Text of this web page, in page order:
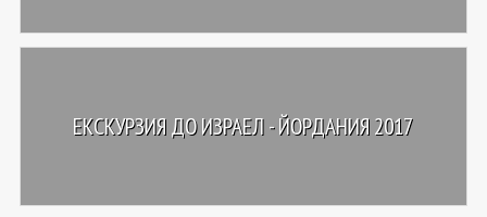
ЕКСКУРЗИЯ ДО ИЗРАЕЛ - ЙОРДАНИЯ 2017